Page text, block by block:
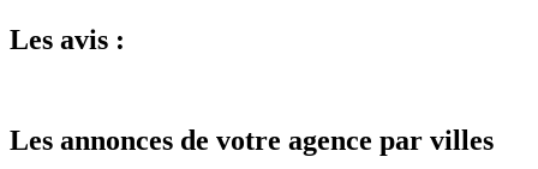
Les avis :
Les annonces de votre agence par villes